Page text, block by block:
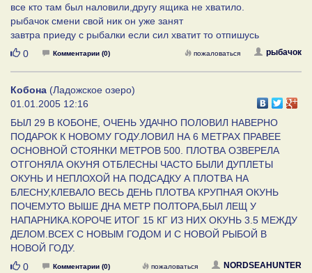
все кто там был наловили,другу ящика не хватило.
рыбачок смени свой ник он уже занят
завтра приеду с рыбалки если сил хватит то отпишусь
Нравится
0 Комментарии (0) рыбачок
пожаловаться
Кобона (Ладожское озеро)
01.01.2005 12:16
БЫЛ 29 В КОБОНЕ, ОЧЕНЬ УДАЧНО ПОЛОВИЛ НАВЕРНО
ПОДАРОК К НОВОМУ ГОДУ.ЛОВИЛ НА 6 МЕТРАХ ПРАВЕЕ
ОСНОВНОЙ СТОЯНКИ МЕТРОВ 500. ПЛОТВА ОЗВЕРЕЛА
ОТГОНЯЛА ОКУНЯ ОТБЛЕСНЫ ЧАСТО БЫЛИ ДУПЛЕТЫ
ОКУНЬ И НЕПЛОХОЙ НА ПОДСАДКУ А ПЛОТВА НА
БЛЕСНУ,КЛЕВАЛО ВЕСЬ ДЕНЬ ПЛОТВА КРУПНАЯ ОКУНЬ
ПОЧЕМУТО ВЫШЕ ДНА МЕТР ПОЛТОРА,БЫЛ ЛЕЩ У
НАПАРНИКА.КОРОЧЕ ИТОГ 15 КГ ИЗ НИХ ОКУНЬ 3.5 МЕЖДУ
ДЕЛОМ.ВСЕХ С НОВЫМ ГОДОМ И С НОВОЙ РЫБОЙ В
НОВОЙ ГОДУ.
Нравится
0 Комментарии (0) NORDSEAHUNTER
пожаловаться